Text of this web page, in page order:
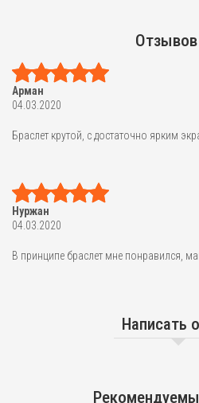
Арман
04.03.2020
Браслет крутой, с достаточно ярким
Нуржан
04.03.2020
В принципе браслет мне понравился,
Написать